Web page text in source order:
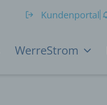
Kundenportal
WerreStrom